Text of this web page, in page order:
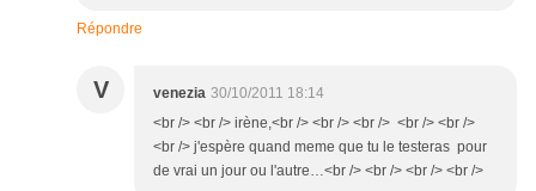
Répondre
V venezia 30/10/2011 18:14
<br /> <br /> irène,<br /> <br /> <br /> <br /> <br />
<br /> j'espère quand meme que tu le testeras pour
de vrai un jour ou l'autre…<br /> <br /> <br /> <br />